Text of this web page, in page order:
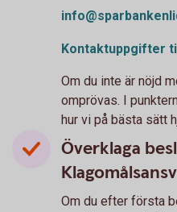
Kontaktuppgifter
Om du inte är nöjd
omprövas. I
hur vi på bästa sätt
Överklaga
Om du efter första